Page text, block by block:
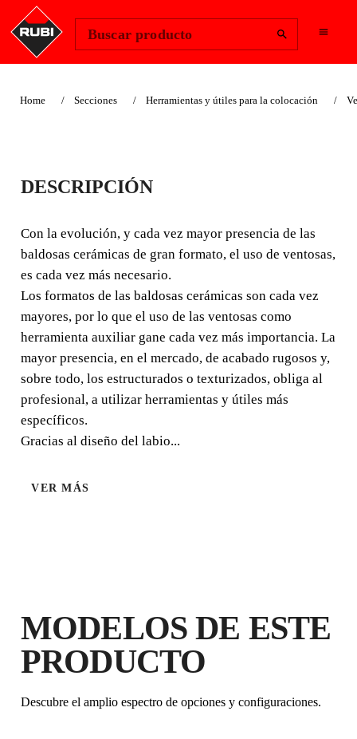
Buscar producto
Home Secciones Herramientas y útiles para la colocación
VENTOSAS PARA
SUPERFICIES
RUGOSAS
Con la evolución, y cada vez mayor presencia de las
baldosas cerámicas de gran formato, el uso de ventosas,
es cada vez más necesario.
AL REGISTRAR ESTE PRODUCTO
EN EL RUBI CLUB
CONSIGUEHASTA 11
DESCRIPCIÓN
Con la evolución, y cada vez mayor presencia de las
baldosas cerámicas de gran formato, el uso de ventosas,
es cada vez más necesario.
Los formatos de las baldosas cerámicas son cada vez
mayores, por lo que el uso de las ventosas como
herramienta auxiliar gane cada vez más importancia. La
mayor presencia, en el mercado, de acabado rugosos y,
sobre todo, los estructurados o texturizados, obliga al
profesional, a utilizar herramientas y útiles más
específicos.
Gracias al diseño del labio...
VER MÁS
MODELOS DE ESTE
PRODUCTO
Descubre el amplio espectro de opciones y configuraciones.